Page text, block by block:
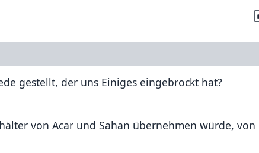
gestellt, der uns Einiges eingebrockt hat?
von Acar und Sahan übernehmen würde, von